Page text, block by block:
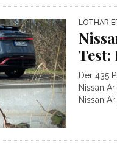
LOTHAR
Der 435
Nissan
Nissan